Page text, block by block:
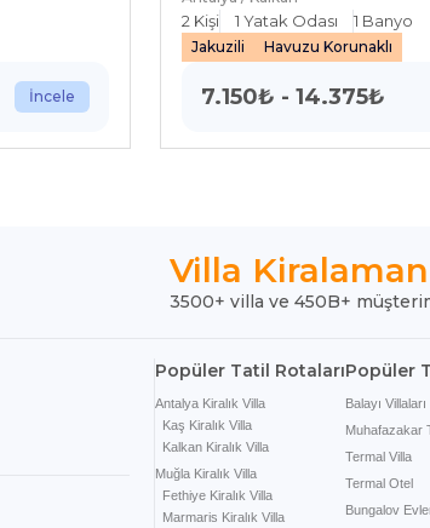
İncele
2 Kişi 1 Yatak Odası 1 Banyo
Jakuzili Havuzu Korunaklı
7.150₺ - 14.375₺
Villa
3500+ villa ve 450B+
Popüler Tatil Rotaları
Antalya Kiralık Villa
Kaş Kiralık Villa
Kalkan Kiralık Villa
Muğla Kiralık Villa
Fethiye Kiralık Villa
Marmaris Kiralık Villa
Popüler
Balayı Villaları
Muhafazakar
Termal Villa
Termal Otel
Bungalov